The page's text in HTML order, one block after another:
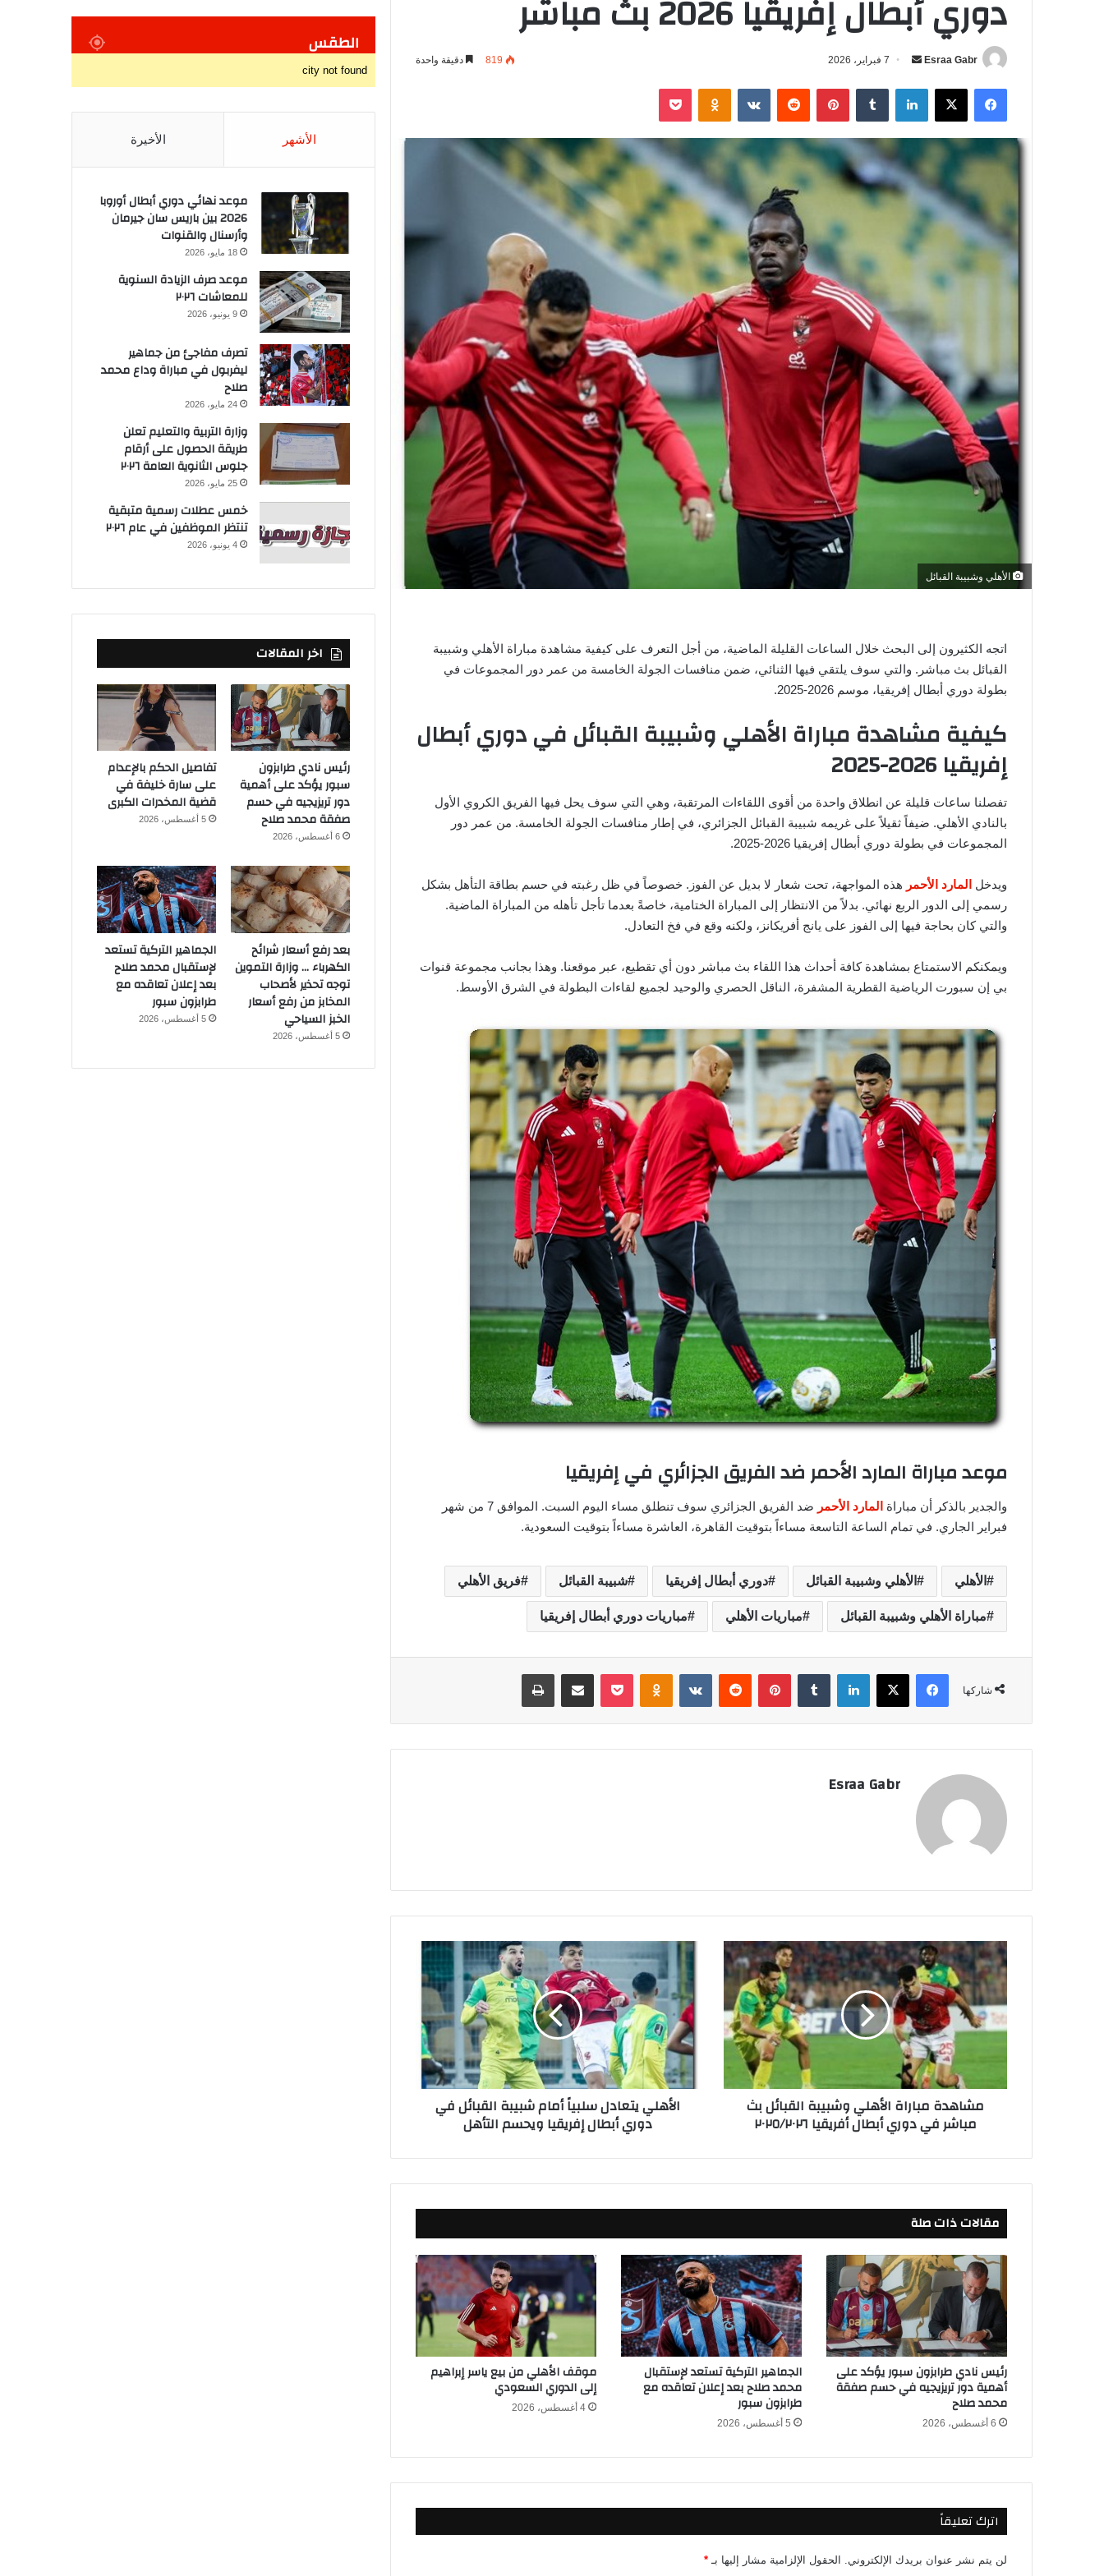
دوري أبطال إفريقيا 2026 بث مباشر
Esraa Gabr
س
ب
ي
ل
و
ن
ي
ا
7 فبراير، 2026 819 دقيقة واحدة
فيسبوك ‫X لينكدإن بينتيريست
الأهلي وشبيبة القبائل
اتجه الكثيرون إلى البحث خلال الساعات القليلة الماضية، من أجل التعرف على كيفية مشاهدة مباراة الأهلي وشبيبة
القبائل بث مباشر. والتي سوف يلتقي فيها الثنائي، ضمن منافسات الجولة الخامسة من عمر دور المجموعات في
بطولة دوري أبطال إفريقيا، موسم 2026-2025.
كيفية مشاهدة مباراة الأهلي وشبيبة القبائل في دوري أبطال
إفريقيا 2026-2025
تفصلنا ساعات قليلة عن انطلاق واحدة من أقوى اللقاءات المرتقبة، وهي التي سوف يحل فيها الفريق الكروي الأول
بالنادي الأهلي. ضيفاً ثقيلاً على غريمه شبيبة القبائل الجزائري، في إطار منافسات الجولة الخامسة. من عمر دور
المجموعات في بطولة دوري أبطال إفريقيا 2026-2025.
ويدخل المارد الأحمر هذه المواجهة، تحت شعار لا بديل عن الفوز. خصوصاً في ظل رغبته في حسم بطاقة التأهل بشكل
رسمي إلى الدور الربع نهائي. بدلاً من الانتظار إلى المباراة الختامية، خاصةً بعدما تأجل تأهله من المباراة الماضية.
والتي كان بحاجة فيها إلى الفوز على يانج أفريكانز، ولكنه وقع في فخ التعادل.
ويمكنكم الاستمتاع بمشاهدة كافة أحداث هذا اللقاء بث مباشر دون أي تقطيع، عبر موقعنا. وهذا بجانب مجموعة قنوات
بي إن سبورت الرياضية القطرية المشفرة، الناقل الحصري والوحيد لجميع لقاءات البطولة في الشرق الأوسط.
موعد مباراة المارد الأحمر ضد الفريق الجزائري في إفريقيا
والجدير بالذكر أن مباراة المارد الأحمر
ضد الفريق الجزائري سوف تنطلق مساء اليوم السبت. الموافق 7 من شهر
فبراير الجاري. في تمام الساعة التاسعة مساءاً بتوقيت القاهرة، العاشرة مساءاً بتوقيت السعودية.
الأهلي الأهلي وشبيبة القبائل دوري أبطال إفريقيا شبيبة القبائل فريق الأهلي
مباراة الأهلي وشبيبة القبائل مباريات الأهلي مباريات دوري أبطال إفريقيا
شاركها
فيسبوك ‫X لينكدإن بينتيريست
Esraa Gabr
م
ش
ا
ه
د
ة
ا
ا
ه
و
ي
ة
ل
ق
ب
ب
ب
ا
ش
مشاهدة مباراة الأهلي وشبيبة القبائل بث
مباشر في دوري أبطال أفريقيا ٢٠٢٥/٢٠٢٦
ي
ع
س
ي
م
ا
م
ش
ب
ي
ة
ئ
ي
الأهلي يتعادل سلبياً أمام شبيبة القبائل في
دوري أبطال إفريقيا ويحسم التأهل
مقالات ذات صلة
رئيس نادي طرابزون سبور يؤكد على
أهمية دور تريزيجيه في حسم صفقة
محمد صلاح
6 أغسطس، 2026
الجماهير التركية تستعد لإستقبال
محمد صلاح بعد إعلان تعاقده مع
طرابزون سبور
5 أغسطس، 2026
موقف الأهلي من بيع ياسر إبراهيم
إلى الدوري السعودي
4 أغسطس، 2026
اترك تعليقاً
لن يتم نشر عنوان بريدك الإلكتروني. الحقول الإلزامية مشار إليها بـ *
الطقس
city not found
الأشهر الأخيرة
موعد نهائي دوري أبطال أوروبا
2026 بين باريس سان جيرمان
وأرسنال والقنوات
18 مايو، 2026
موعد صرف الزيادة السنوية
للمعاشات ٢٠٢٦
9 يونيو، 2026
تصرف مفاجئ من جماهير
ليفربول في مباراة وداع محمد
صلاح
24 مايو، 2026
وزارة التربية والتعليم تعلن
طريقة الحصول على أرقام
جلوس الثانوية العامة ٢٠٢٦
25 مايو، 2026
خمس عطلات رسمية متبقية
تنتظر الموظفين في عام ٢٠٢٦
4 يونيو، 2026
اخر المقالات
رئيس نادي طرابزون
سبور يؤكد على أهمية
دور تريزيجيه في حسم
صفقة محمد صلاح
6 أغسطس، 2026
تفاصيل الحكم بالإعدام
على سارة خليفة في
قضية المخدرات الكبرى
5 أغسطس، 2026
بعد رفع أسعار شرائح
الكهرباء … وزارة التموين
توجه تحذير لأصحاب
المخابز من رفع أسعار
الخبز السياحي
5 أغسطس، 2026
الجماهير التركية تستعد
لإستقبال محمد صلاح
بعد إعلان تعاقده مع
طرابزون سبور
5 أغسطس، 2026